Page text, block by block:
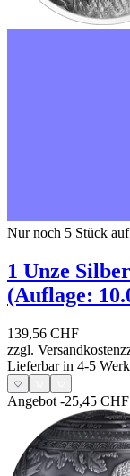
Nur noch 5 Stück
1 Unze
(Auflage:
139,56 CHF
zzgl. Versandkosten
Lieferbar in 4-5
Angebot -25,45 CHF